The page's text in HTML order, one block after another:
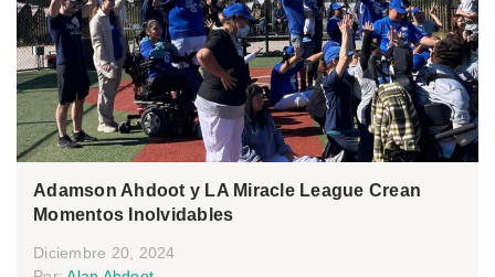
Adamson Ahdoot y LA Miracle League Crean
Momentos Inolvidables
Diciembre 20, 2024